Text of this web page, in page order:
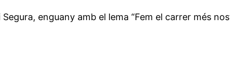
enguany amb el lema “Fem el carrer més